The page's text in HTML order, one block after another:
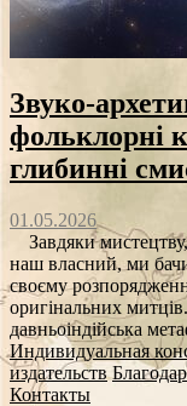
фольклорні
глибинні
01.05.2026
Завдяки
наш власний, ми
своєму
оригінальних
давньоіндійська
Индивидуальная
издательств
Контакты